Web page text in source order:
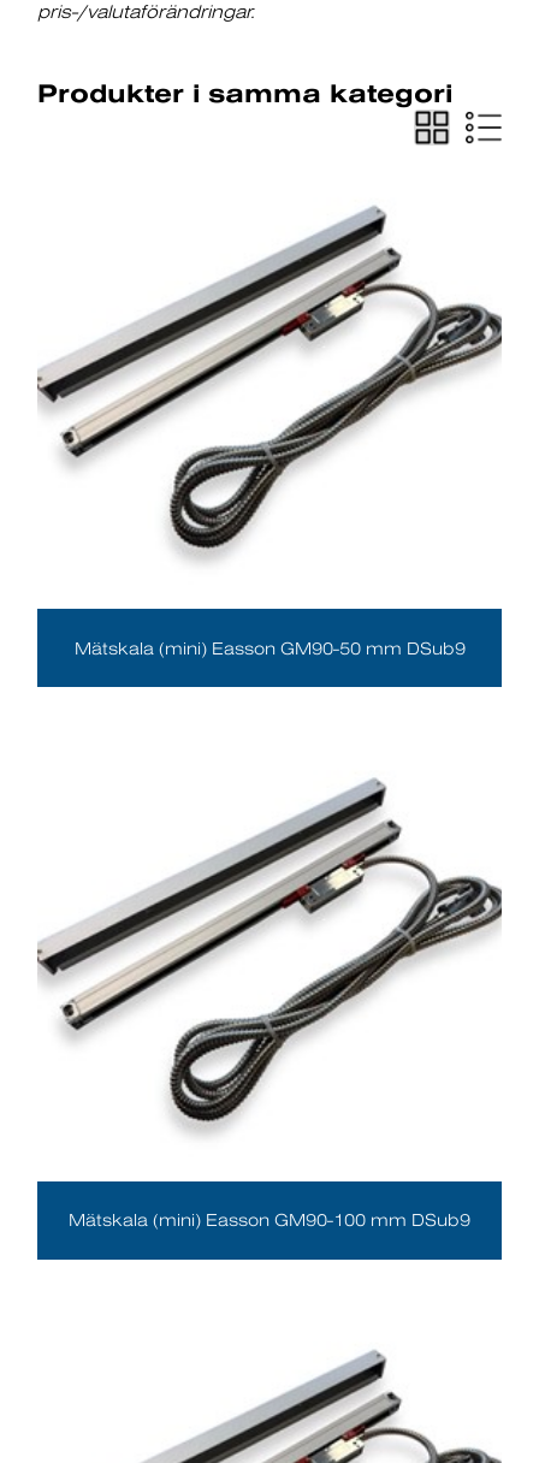
pris-/valutaförändringar.
Produkter i samma kategori
Mätskala (mini) Easson GM90-50 mm DSub9
Mätskala (mini) Easson GM90-100 mm DSub9